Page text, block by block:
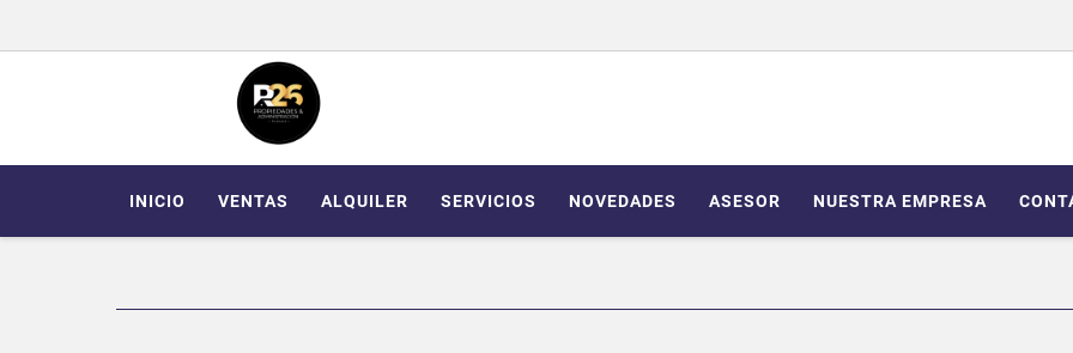
INICIO VENTAS ALQUILER SERVICIOS NOVEDADES ASESOR NUESTRA EMPRESA